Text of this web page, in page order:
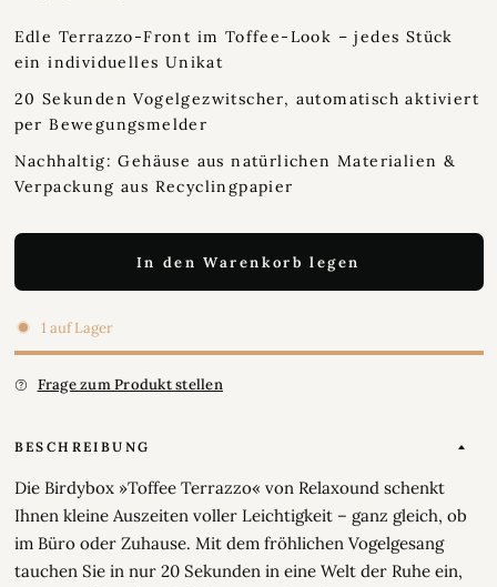
Edle Terrazzo-Front im Toffee-Look – jedes Stück
ein individuelles Unikat
20 Sekunden Vogelgezwitscher, automatisch aktiviert
per Bewegungsmelder
Nachhaltig: Gehäuse aus natürlichen Materialien &
Verpackung aus Recyclingpapier
In den Warenkorb legen
1 auf Lager
Frage zum Produkt stellen
BESCHREIBUNG
Die Birdybox »Toffee Terrazzo« von Relaxound schenkt
Ihnen kleine Auszeiten voller Leichtigkeit – ganz gleich, ob
im Büro oder Zuhause. Mit dem fröhlichen Vogelgesang
tauchen Sie in nur 20 Sekunden in eine Welt der Ruhe ein,